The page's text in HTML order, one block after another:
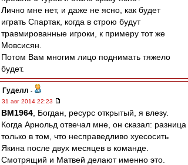
Лично мне нет, и даже не ясно, как будет
играть Спартак, когда в строю будут
травмированные игроки, к примеру тот же
Мовсисян.
Потом Вам многим лицо поднимать тяжело
будет.
Гуделл -
31 авг 2014 22:23
BM1964 , Богдан, ресурс открытый, я влезу.
Когда Арнольд отвечал мне, он сказал: разница
только в том, что несправедливо хуесосить
Якина после двух месяцев в команде.
Смотрящий и Матвей делают именно это.